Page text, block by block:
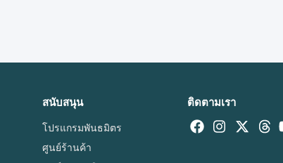
สนับสนุน
โปรแกรมพันธมิตร
ศูนย์ร้านค้า
ติดตามเรา